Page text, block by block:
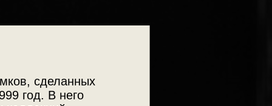
сделанных
год. В него